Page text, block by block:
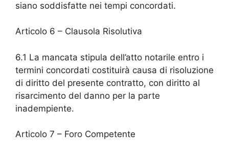
siano soddisfatte nei tempi concordati.
Articolo 6 – Clausola Risolutiva
6.1 La mancata stipula dell’atto notarile entro i
termini concordati costituirà causa di risoluzione
di diritto del presente contratto, con diritto al
risarcimento del danno per la parte
inadempiente.
Articolo 7 – Foro Competente